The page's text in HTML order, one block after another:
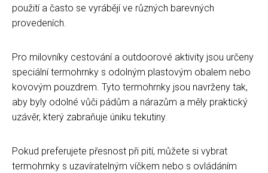
použití a často se vyrábějí ve různých barevných
provedeních.
Pro milovníky cestování a outdoorové aktivity jsou určeny
speciální termohrnky s odolným plastovým obalem nebo
kovovým pouzdrem. Tyto termohrnky jsou navrženy tak,
aby byly odolné vůči pádům a nárazům a měly praktický
uzávěr, který zabraňuje úniku tekutiny.
Pokud preferujete přesnost při pití, můžete si vybrat
termohrnky s uzavíratelným víčkem nebo s ovládáním